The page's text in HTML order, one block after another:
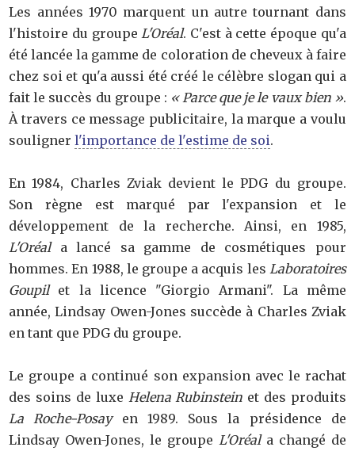
Les années 1970 marquent un autre tournant dans
l'histoire du groupe L'Oréal. C'est à cette époque qu'a
été lancée la gamme de coloration de cheveux à faire
chez soi et qu'a aussi été créé le célèbre slogan qui a
fait le succès du groupe : « Parce que je le vaux bien ».
À travers ce message publicitaire, la marque a voulu
soulignerl'importance de l'estime de soi.
En 1984, Charles Zviak devient le PDG du groupe.
Son règne est marqué par l'expansion et le
développement de la recherche. Ainsi, en 1985,
L'Oréala lancé sa gamme de cosmétiques pour
hommes. En 1988, le groupe a acquis les Laboratoires
Goupilet la licence "Giorgio Armani". La même
année, Lindsay Owen-Jones succède à Charles Zviak
en tant que PDG du groupe.
Le groupe a continué son expansion avec le rachat
des soins de luxe Helena Rubinstein et des produits
La Roche-Posayen 1989. Sous la présidence de
Lindsay Owen-Jones, le groupe L'Oréala changé de